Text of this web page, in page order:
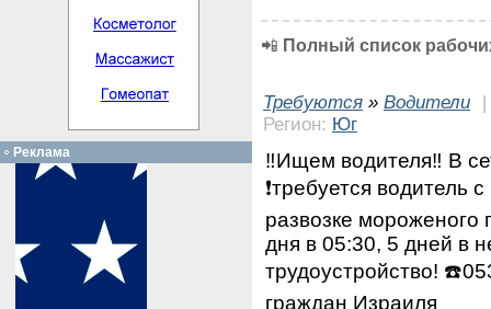
📲 Полный список
Требуются » Водители
|
Регион: Юг
‼️Ищем водителя‼️ В
❗требуется водитель
развозке мороженого
дня в 05:30, 5 дней в
трудоустройство!
граждан Израиля
Реклама